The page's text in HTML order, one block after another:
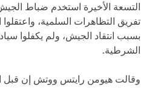
التسعة الأخيرة استخدم ضباط
تفريق التظاهرات السلمية،
بسبب انتقاد الجيش، ولم يكفلوا
الشرطية.
وقالت هيومن رايتس ووتش إن قبل